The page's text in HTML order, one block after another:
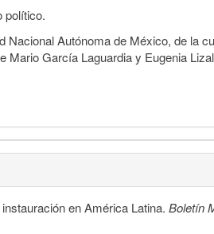
político.
Autónoma de México, de la
García Laguardia y Eugenia
en América Latina. Boletín